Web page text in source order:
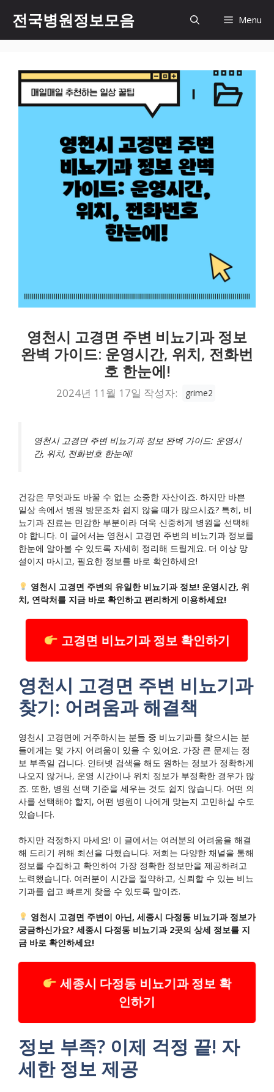
츠
전국병원정보모음 Menu
영천시 고경면 주변 비뇨기과 정보
완벽 가이드: 운영시간, 위치, 전화번
호 한눈에!
2024년 11월 17일 작성자: grime2
영천시 고경면 주변 비뇨기과 정보 완벽 가이드: 운영시
간, 위치, 전화번호 한눈에!
건강은 무엇과도 바꿀 수 없는 소중한 자산이죠. 하지만 바쁜
일상 속에서 병원 방문조차 쉽지 않을 때가 많으시죠? 특히, 비
뇨기과 진료는 민감한 부분이라 더욱 신중하게 병원을 선택해
야 합니다. 이 글에서는 영천시 고경면 주변의 비뇨기과 정보를
한눈에 알아볼 수 있도록 자세히 정리해 드릴게요. 더 이상 망
설이지 마시고, 필요한 정보를 바로 확인하세요!
영천시 고경면 주변의 유일한 비뇨기과 정보! 운영시간, 위
치, 연락처를 지금 바로 확인하고 편리하게 이용하세요!
고경면 비뇨기과 정보 확인하기
영천시 고경면 주변 비뇨기과
찾기: 어려움과 해결책
영천시 고경면에 거주하시는 분들 중 비뇨기과를 찾으시는 분
들에게는 몇 가지 어려움이 있을 수 있어요. 가장 큰 문제는 정
보 부족일 겁니다. 인터넷 검색을 해도 원하는 정보가 정확하게
나오지 않거나, 운영 시간이나 위치 정보가 부정확한 경우가 많
죠. 또한, 병원 선택 기준을 세우는 것도 쉽지 않습니다. 어떤 의
사를 선택해야 할지, 어떤 병원이 나에게 맞는지 고민하실 수도
있습니다.
하지만 걱정하지 마세요! 이 글에서는 여러분의 어려움을 해결
해 드리기 위해 최선을 다했습니다. 저희는 다양한 채널을 통해
정보를 수집하고 확인하여 가장 정확한 정보만을 제공하려고
노력했습니다. 여러분이 시간을 절약하고, 신뢰할 수 있는 비뇨
기과를 쉽고 빠르게 찾을 수 있도록 말이죠.
영천시 고경면 주변이 아닌, 세종시 다정동 비뇨기과 정보가
궁금하신가요? 세종시 다정동 비뇨기과 2곳의 상세 정보를 지
금 바로 확인하세요!
세종시 다정동 비뇨기과 정보 확
인하기
정보 부족? 이제 걱정 끝! 자
세한 정보 제공